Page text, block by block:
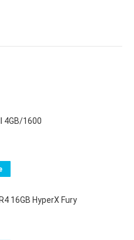
4GB/1600
16GB HyperX Fury